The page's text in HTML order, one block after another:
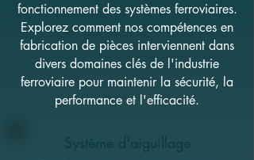
fonctionnement des systèmes ferroviaires.
Explorez comment nos compétences en
fabrication de pièces interviennent dans
divers domaines clés de l'industrie
ferroviaire pour maintenir la sécurité, la
performance et l'efficacité.
Système d'aiguillage